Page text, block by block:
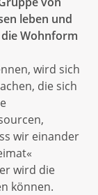
leben und
Wohnform
wird sich
die sich
wir einander
wird die
können.